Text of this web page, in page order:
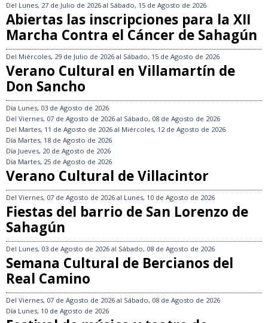
Del Lunes, 27 de Julio de 2026 al Sábado, 15 de Agosto de 2026
Abiertas las inscripciones para la XII
Marcha Contra el Cáncer de Sahagún
Del Miércoles, 29 de Julio de 2026 al Sábado, 15 de Agosto de 2026
Verano Cultural en Villamartín de
Don Sancho
Día Lunes, 03 de Agosto de 2026
Del Viernes, 07 de Agosto de 2026 al Sábado, 08 de Agosto de 2026
Del Martes, 11 de Agosto de 2026 al Miércoles, 12 de Agosto de 2026
Día Martes, 18 de Agosto de 2026
Día Jueves, 20 de Agosto de 2026
Día Martes, 25 de Agosto de 2026
Verano Cultural de Villacintor
Del Viernes, 07 de Agosto de 2026 al Lunes, 10 de Agosto de 2026
Fiestas del barrio de San Lorenzo de
Sahagún
Del Lunes, 03 de Agosto de 2026 al Sábado, 08 de Agosto de 2026
Semana Cultural de Bercianos del
Real Camino
Del Viernes, 07 de Agosto de 2026 al Sábado, 08 de Agosto de 2026
Día Lunes, 10 de Agosto de 2026